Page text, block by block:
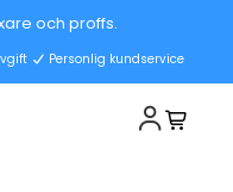
och proffs.
Personlig kundservice